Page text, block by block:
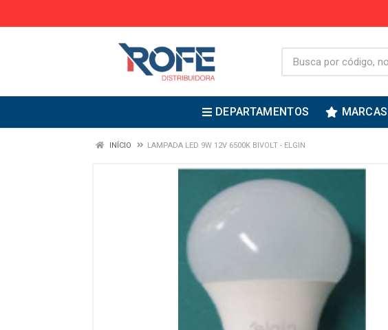
DEPARTAMENTOS
INÍCIO LAMPADA LED 9W 12V 6500K BIVOLT - ELGIN